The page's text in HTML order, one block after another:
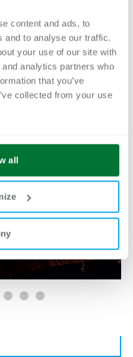
content and ads, to
and to analyse our traffic.
your use of our site with
analytics partners who
that you’ve
collected from your use
all
konnten.
weiteres
uns bereits auf
am 29. und